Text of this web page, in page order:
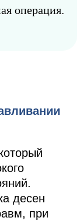
операция.
десен
при